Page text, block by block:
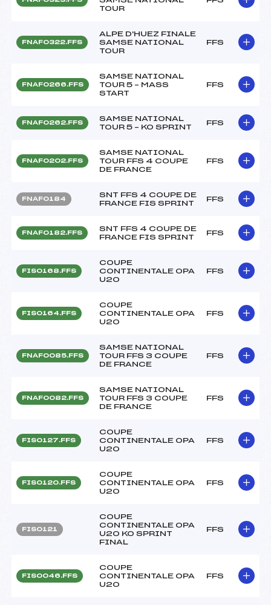
TOUR
FNAF0322.FFS
ALPE D'HUEZ FINALE
SAMSE NATIONAL
TOUR
FFS
FNAF0266.FFS
SAMSE NATIONAL
TOUR 5 – MASS
START
FFS
FNAF0262.FFS
SAMSE NATIONAL
TOUR 5 – KO SPRINT
FFS
FNAF0202.FFS
SAMSE NATIONAL
TOUR FFS 4 COUPE
DE FRANCE
FFS
FNAF0184
SNT FFS 4 COUPE DE
FRANCE FIS SPRINT
FFS
FNAF0182.FFS
SNT FFS 4 COUPE DE
FRANCE FIS SPRINT
FFS
FIS0168.FFS
COUPE
CONTINENTALE OPA
U20
FFS
FIS0164.FFS
COUPE
CONTINENTALE OPA
U20
FFS
FNAF0085.FFS
SAMSE NATIONAL
TOUR FFS 3 COUPE
DE FRANCE
FFS
FNAF0082.FFS
SAMSE NATIONAL
TOUR FFS 3 COUPE
DE FRANCE
FFS
FIS0127.FFS
COUPE
CONTINENTALE OPA
U20
FFS
FIS0120.FFS
COUPE
CONTINENTALE OPA
U20
FFS
FIS0121
COUPE
CONTINENTALE OPA
U20 KO SPRINT
FINAL
FFS
FIS0046.FFS
COUPE
CONTINENTALE OPA
U20
FFS